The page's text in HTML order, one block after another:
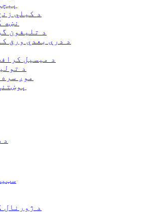
د کیلي
نښه
د تلیفون
د درې بعدي ورق
د میسیل
د
موږ
د
د ژورنال